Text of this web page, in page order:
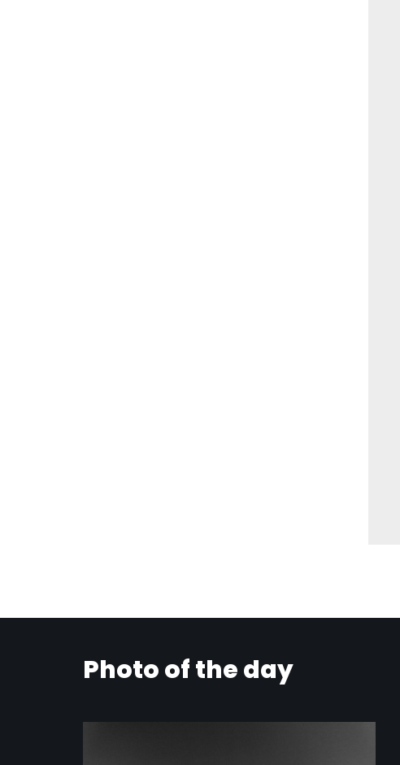
Photo of the day